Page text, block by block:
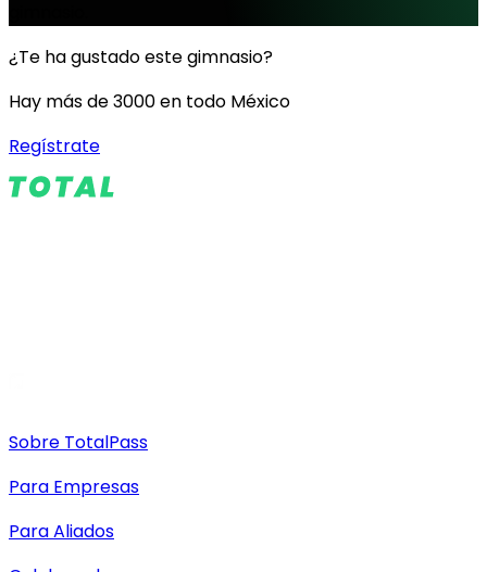
¿Te ha gustado este gimnasio?
Hay más de 3000 en todo México
Regístrate
Sobre TotalPass
Para Empresas
Para Aliados